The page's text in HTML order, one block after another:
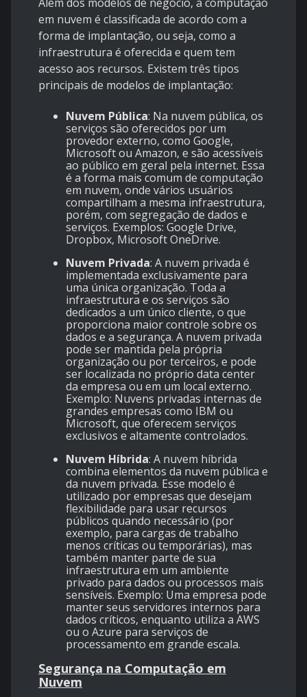
em nuvem é classificada de acordo com a
forma de implantação, ou seja, como a
infraestrutura é oferecida e quem tem
acesso aos recursos. Existem três tipos
principais de modelos de implantação:
Nuvem Pública: Na nuvem pública, os
serviços são oferecidos por um
provedor externo, como Google,
Microsoft ou Amazon, e são acessíveis
ao público em geral pela internet. Essa
é a forma mais comum de computação
em nuvem, onde vários usuários
compartilham a mesma infraestrutura,
porém, com segregação de dados e
serviços. Exemplos: Google Drive,
Dropbox, Microsoft OneDrive.
Nuvem Privada: A nuvem privada é
implementada exclusivamente para
uma única organização. Toda a
infraestrutura e os serviços são
dedicados a um único cliente, o que
proporciona maior controle sobre os
dados e a segurança. A nuvem privada
pode ser mantida pela própria
organização ou por terceiros, e pode
ser localizada no próprio data center
da empresa ou em um local externo.
Exemplo: Nuvens privadas internas de
grandes empresas como IBM ou
Microsoft, que oferecem serviços
exclusivos e altamente controlados.
Nuvem Híbrida: A nuvem híbrida
combina elementos da nuvem pública e
da nuvem privada. Esse modelo é
utilizado por empresas que desejam
flexibilidade para usar recursos
públicos quando necessário (por
exemplo, para cargas de trabalho
menos críticas ou temporárias), mas
também manter parte de sua
infraestrutura em um ambiente
privado para dados ou processos mais
sensíveis. Exemplo: Uma empresa pode
manter seus servidores internos para
dados críticos, enquanto utiliza a AWS
ou o Azure para serviços de
processamento em grande escala.
Segurança na Computação em
Nuvem